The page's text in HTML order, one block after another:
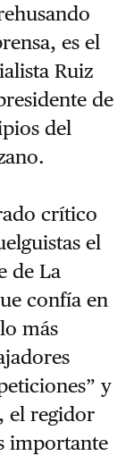
es el
Ruiz
de
del
crítico
el
de La
confía en
más
y
el regidor
importante